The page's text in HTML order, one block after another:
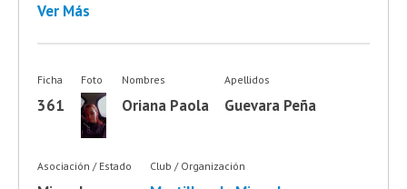
Ver Más
Ficha
361
Foto Nombres
Oriana Paola
Apellidos
Guevara Peña
Asociación / Estado Club / Organización